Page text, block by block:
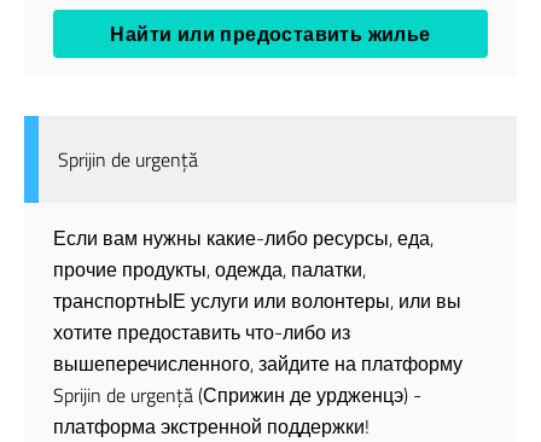
Найти или предоставить жилье
Sprijin de urgență
Если вам нужны какие-либо ресурсы, еда,
прочие продукты, одежда, палатки,
транспортнЫЕ услуги или волонтеры, или вы
хотите предоставить что-либо из
вышеперечисленного, зайдите на платформу
Sprijin de urgență (Сприжин де урдженцэ) -
платформа экстренной поддержки!